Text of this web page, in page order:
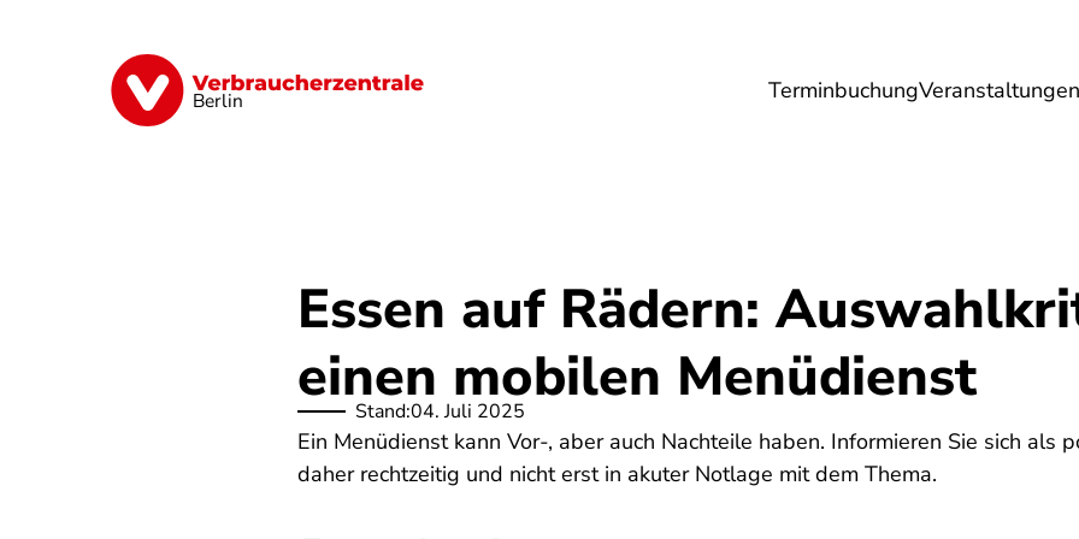
Berlin TerminbuchungVeranstaltungen
Finanzen Digitales Lebensmittel Gesundheit Energie
Essen auf Rädern:
einen mobilen Menüdienst
Stand:04. Juli 2025
Ein Menüdienst kann Vor-, aber auch Nachteile haben. Informieren Sie sich als
daher rechtzeitig und nicht erst in akuter Notlage mit dem Thema.